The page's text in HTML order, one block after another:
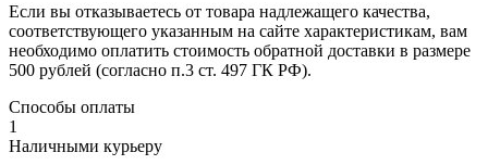
Если вы отказываетесь от товара надлежащего качества,
соответствующего указанным на сайте характеристикам, вам
необходимо оплатить стоимость обратной доставки в размере
500 рублей (согласно п.3 ст. 497 ГК РФ).
Способы оплаты
1
Наличными курьеру